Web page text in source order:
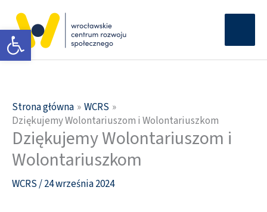
Otwórz pasek narzędzi
treści
Strona główna
WCRS
Dziękujemy Wolontariuszom i Wolontariuszkom
Dziękujemy Wolontariuszom i
Wolontariuszkom
WCRS/24 września 2024